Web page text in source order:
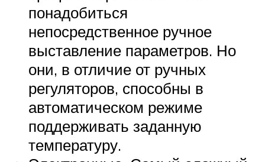
понадобиться
непосредственное ручное
выставление параметров. Но
они, в отличие от ручных
регуляторов, способны в
автоматическом режиме
поддерживать заданную
температуру.